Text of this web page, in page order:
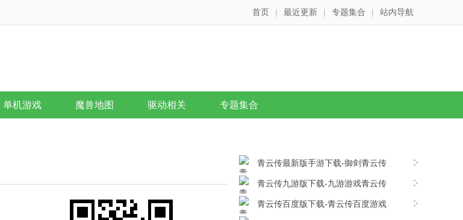
首页 | 最近更新 | 专题集合 | 站内导航
单机游戏 魔兽地图 驱动相关 专题集合
青云传最新版手游下载-御剑青云传
v17.8.0安卓版下载
青云传九游版下载-九游游戏青云传
v17.8.0安卓版下载
青云传百度版下载-青云传百度游戏